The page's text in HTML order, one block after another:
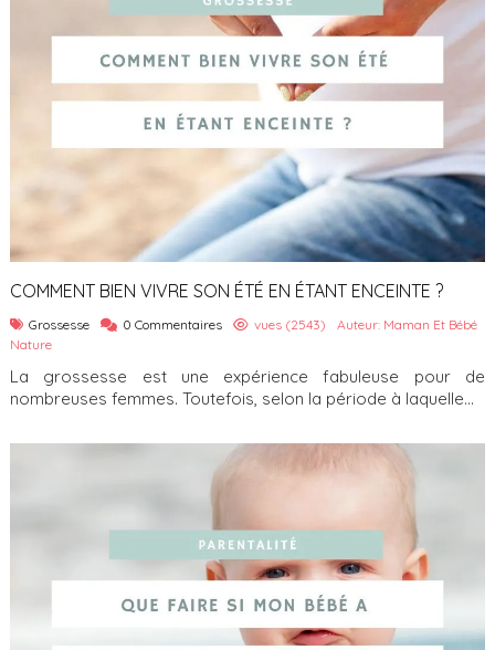
COMMENT BIEN VIVRE SON ÉTÉ EN ÉTANT ENCEINTE ?
Grossesse 0 Commentaires vues (2543)
Auteur: Maman Et Bébé
Nature
La grossesse est une expérience fabuleuse pour de
nombreuses femmes. Toutefois, selon la période à laquelle...